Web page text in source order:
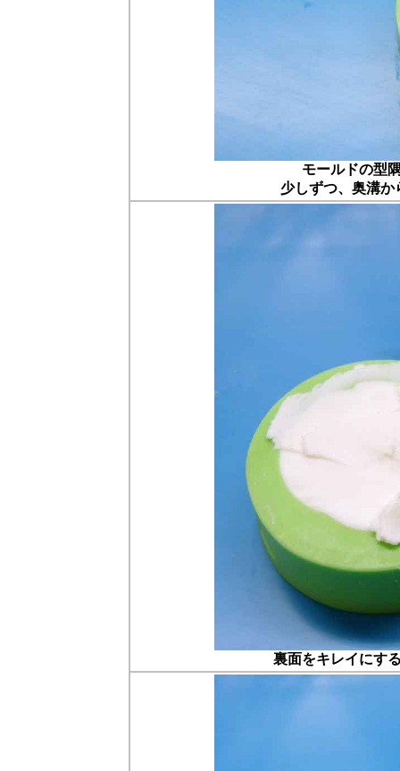
モールドの型
少しずつ、奥溝か
裏面をキレイにす